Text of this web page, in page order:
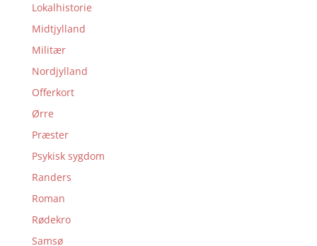
Lokalhistorie
Midtjylland
Militær
Nordjylland
Offerkort
Ørre
Præster
Psykisk sygdom
Randers
Roman
Rødekro
Samsø